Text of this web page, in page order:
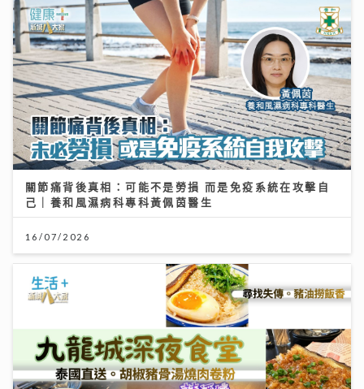
關節痛背後真相：可能不是勞損 而是免疫系統在攻擊自
己｜養和風濕病科專科黃佩茵醫生
16/07/2026